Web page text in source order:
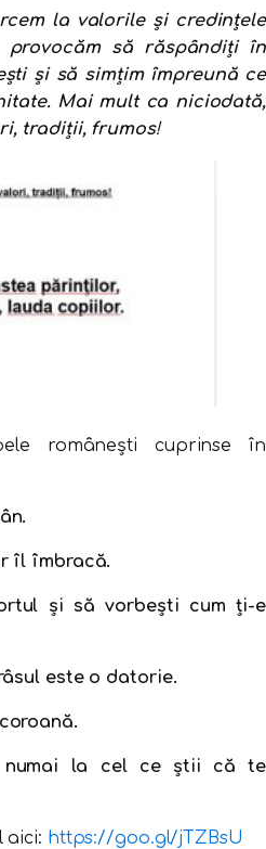
la valorile și credințele
provocăm să răspândiți în
și să simțim împreună ce
Mai mult ca niciodată,
tradiții, frumos!
românești cuprinse în
îl îmbracă.
și să vorbești cum ți-e
este o datorie.
numai la cel ce ştii că te
aici: https://goo.gl/jTZBsU